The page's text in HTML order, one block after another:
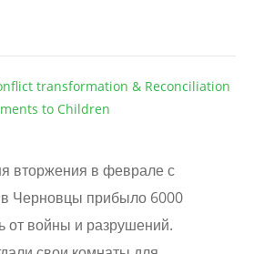
transformation & Reconciliation
to Children
вторжения в феврале с
в Черновцы прибыло 6000
от войны и разрушений.